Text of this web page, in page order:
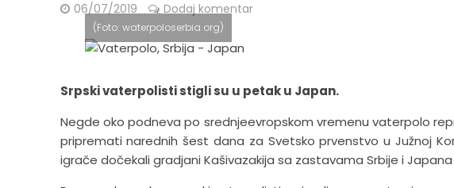
06/07/2019 Dodaj komentar
(Foto: waterpoloserbia.org)
Srpski vaterpolisti stigli su u petak u Japan.
Negde oko podneva po srednjeevropskom vremenu vaterpolo
pripremati narednih šest dana za Svetsko prvenstvo u Južnoj
igrače dočekali gradjani Kašivazakija sa zastavama Srbije i